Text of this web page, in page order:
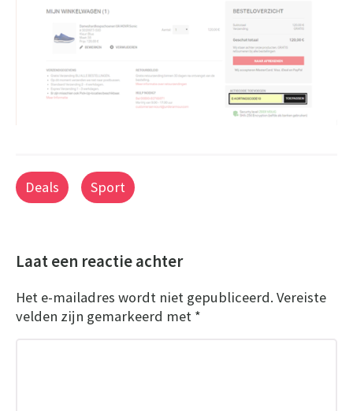
Deals Sport
Laat een reactie achter
Het e-mailadres wordt niet gepubliceerd. Vereiste
velden zijn gemarkeerd met *